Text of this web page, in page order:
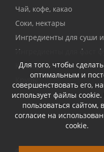
Для того, чтобы
оптимальным и
совершенствовать его,
использует файлы
пользоваться сайтом,
согласие на
cookie.
Чай, кофе, какао
Соки, нектары
Ингредиенты для суши
Ингредиенты для фаст
Консервы
Крупы